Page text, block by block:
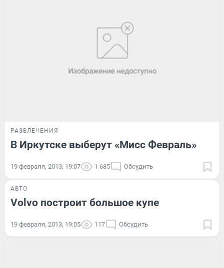
РАЗВЛЕЧЕНИЯ
В Иркутске выберут «Мисс Февраль»
19 февраля, 2013, 19:07 1 685 Обсудить
АВТО
Volvo построит большое купе
19 февраля, 2013, 19:05 117 Обсудить